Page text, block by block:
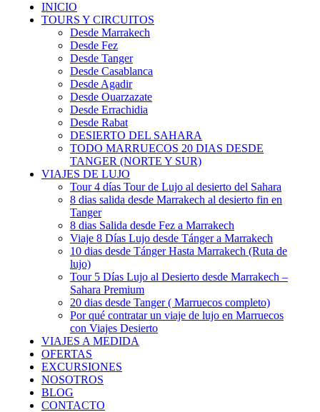
INICIO
TOURS Y CIRCUITOS
Desde Marrakech
Desde Fez
Desde Tanger
Desde Casablanca
Desde Agadir
Desde Ouarzazate
Desde Errachidia
Desde Rabat
DESIERTO DEL SAHARA
TODO MARRUECOS 20 DIAS DESDE
TANGER (NORTE Y SUR)
VIAJES DE LUJO
Tour 4 días Tour de Lujo al desierto del Sahara
8 dias salida desde Marrakech al desierto fin en
Tanger
8 dias Salida desde Fez a Marrakech
Viaje 8 Días Lujo desde Tánger a Marrakech
10 dias desde Tánger Hasta Marrakech (Ruta de
lujo)
Tour 5 Días Lujo al Desierto desde Marrakech –
Sahara Premium
20 dias desde Tanger ( Marruecos completo)
Por qué contratar un viaje de lujo en Marruecos
con Viajes Desierto
VIAJES A MEDIDA
OFERTAS
EXCURSIONES
NOSOTROS
BLOG
CONTACTO